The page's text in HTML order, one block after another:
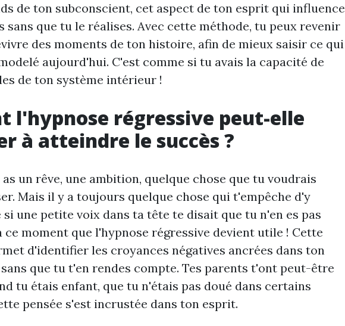
de ton subconscient, cet aspect de ton esprit qui influence
sans que tu le réalises. Avec cette méthode, tu peux revenir
des moments de ton histoire, afin de mieux saisir ce qui
aujourd'hui. C'est comme si tu avais la capacité de
de ton système intérieur !
l'hypnose régressive peut-elle
à atteindre le succès ?
un rêve, une ambition, quelque chose que tu voudrais
Mais il y a toujours quelque chose qui t'empêche d'y
une petite voix dans ta tête te disait que tu n'en es pas
ce moment que l'hypnose régressive devient utile ! Cette
d'identifier les croyances négatives ancrées dans ton
que tu t'en rendes compte. Tes parents t'ont peut-être
tu étais enfant, que tu n'étais pas doué dans certains
pensée s'est incrustée dans ton esprit.